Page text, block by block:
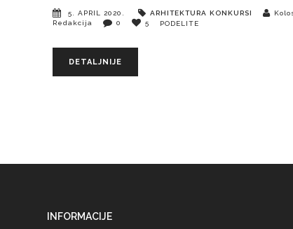
5. APRIL 2020. ARHITEKTURA KONKURSI
Redakcija
0 5 PODELITE
DETALJNIJE
INFORMACIJE